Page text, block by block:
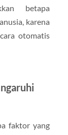
betapa
karena
otomatis
faktor yang